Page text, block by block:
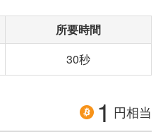
所要時間
30秒
1 円相当